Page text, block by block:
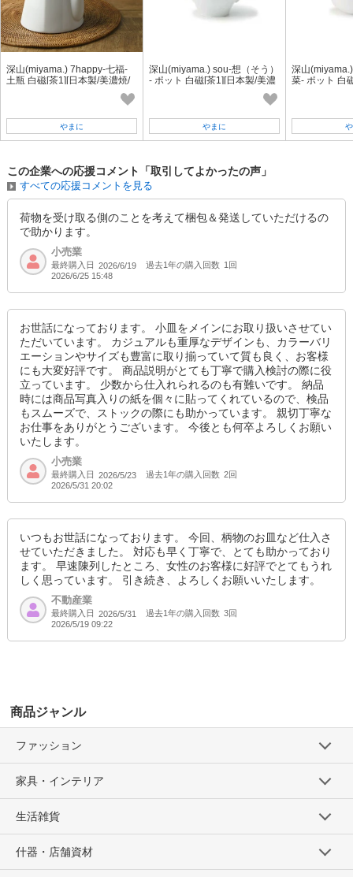
深山(miyama.) 7happy-七福-
土瓶 白磁[茶1][日本製/美濃焼/
やまに
深山(miyama.) sou-想（そう）
- ポット 白磁[茶1][日本製/美濃
やまに
深山
菜- ポット 白
この企業への応援コメント「取引してよかったの声」
すべての応援コメントを見る
荷物を受け取る側のことを考えて梱包＆発送していただけるの
で助かります。
小売業
最終購入日 2026/6/19 過去1年の購入回数 1回
2026/6/25 15:48
お世話になっております。 小皿をメインにお取り扱いさせてい
ただいています。 カジュアルも重厚なデザインも、カラーバリ
エーションやサイズも豊富に取り揃っていて質も良く、お客様
にも大変好評です。 商品説明がとても丁寧で購入検討の際に役
立っています。 少数から仕入れられるのも有難いです。 納品
時には商品写真入りの紙を個々に貼ってくれているので、検品
もスムーズで、ストックの際にも助かっています。 親切丁寧な
お仕事をありがとうございます。 今後とも何卒よろしくお願い
いたします。
小売業
最終購入日 2026/5/23 過去1年の購入回数 2回
2026/5/31 20:02
いつもお世話になっております。 今回、柄物のお皿など仕入さ
せていただきました。 対応も早く丁寧で、とても助かっており
ます。 早速陳列したところ、女性のお客様に好評でとてもうれ
しく思っています。 引き続き、よろしくお願いいたします。
不動産業
最終購入日 2026/5/31 過去1年の購入回数 3回
2026/5/19 09:22
商品ジャンル
ファッション
家具・インテリア
生活雑貨
什器・店舗資材